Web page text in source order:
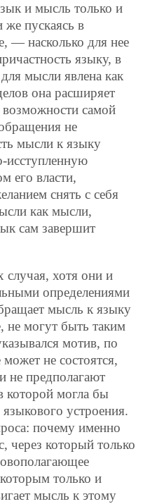
и мысль только и
пускаясь в
— насколько для нее
языку, в
мысли явлена как
она расширяет
возможности самой
не
мысли к языку
исступленную
его власти,
снять с себя
как мысли,
сам завершит
хотя они и
определениями
мысль к языку
не могут быть таким
мотив, по
не состоятся,
не предполагают
которой могла бы
устроения.
почему именно
через который только
только и
мысль к этому